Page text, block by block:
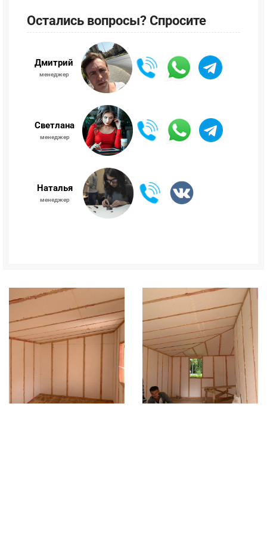
Остались вопросы? Спросите
Дмитрий
менеджер
Светлана
менеджер
Наталья
менеджер